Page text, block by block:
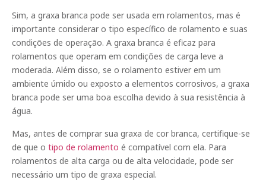
Sim, a graxa branca pode ser usada em rolamentos, mas é
importante considerar o tipo específico de rolamento e suas
condições de operação. A graxa branca é eficaz para
rolamentos que operam em condições de carga leve a
moderada. Além disso, se o rolamento estiver em um
ambiente úmido ou exposto a elementos corrosivos, a graxa
branca pode ser uma boa escolha devido à sua resistência à
água.
Mas, antes de comprar sua graxa de cor branca, certifique-se
de que o tipo de rolamento é compatível com ela. Para
rolamentos de alta carga ou de alta velocidade, pode ser
necessário um tipo de graxa especial.